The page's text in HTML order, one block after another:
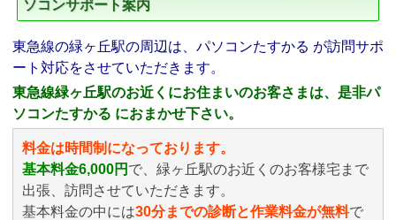
ソコンサポート案内
東急線の緑ヶ丘駅の周辺は、パソコンたすかる が訪問サポ
ート対応をさせていただきます。
東急線緑ヶ丘駅のお近くにお住まいのお客さまは、是非パ
ソコンたすかる におまかせ下さい。
料金は時間制になっております。
基本料金6,000円 で、緑ヶ丘駅のお近くのお客様宅まで
出張、訪問させていただきます。
基本料金の中には30分までの診断と作業料金が無料で